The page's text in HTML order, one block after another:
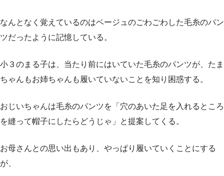
なんとなく覚えているのはベージュのごわごわした毛糸のパン
ツだったように記憶している。
小３のまる子は、当たり前にはいていた毛糸のパンツが、たま
ちゃんもお姉ちゃんも履いていないことを知り困惑する。
おじいちゃんは毛糸のパンツを「穴のあいた足を入れるところ
を縫って帽子にしたらどうじゃ」と提案してくる。
お母さんとの思い出もあり、やっぱり履いていくことにする
が、